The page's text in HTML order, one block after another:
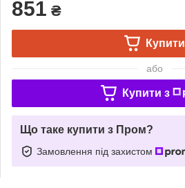
851 ₴
Купити
або
Купити з
Що таке купити з Пром?
Замовлення під захистом